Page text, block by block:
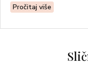
Pročitaj više